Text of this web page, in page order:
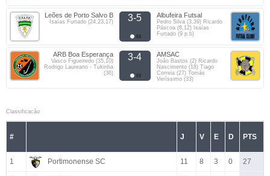
Leões de Porto Salvo B
Isaías Furtado (24,23,17) 3-5 Albufeira Futsal
Pedro Silva (3,39) Ricardo
Páscoa (8,12) Isaías
Furtado (9 p.b)
ARB Boa Esperança
Vasco Figueiredo (35,10)
Rodrigo Laureano - Tukinha
(36)
3-4 AMSAC
João Bastos (2) Ricardo
Nascimento (18) Tiago
Correia (27) Tomás
Veríssimo (33)
Classificacão
# J V E D PTS
1 Portimonense SC 11 8 3 0 27